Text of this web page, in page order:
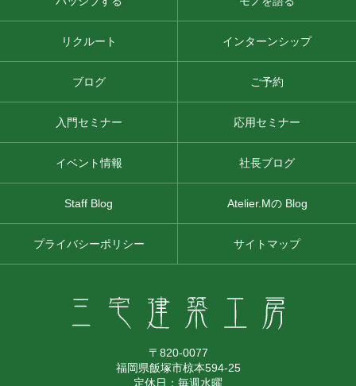
リクルート インターンシップ
ブログ ご予約
入門セミナー 応用セミナー
イベント情報 社長ブログ
Staff Blog Atelier.Mの Blog
プライバシーポリシー サイトマップ
〒820-0077
福岡県飯塚市椋本594-25
定休日：毎週水曜